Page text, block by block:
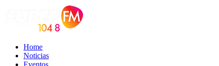
Home
Noticias
Eventos